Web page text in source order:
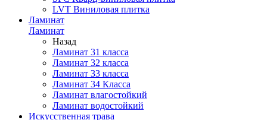
LVT Виниловая плитка
Ламинат
Ламинат
Назад
Ламинат 31 класса
Ламинат 32 класса
Ламинат 33 класса
Ламинат 34 Класса
Ламинат влагостойкий
Ламинат водостойкий
Искусственная трава